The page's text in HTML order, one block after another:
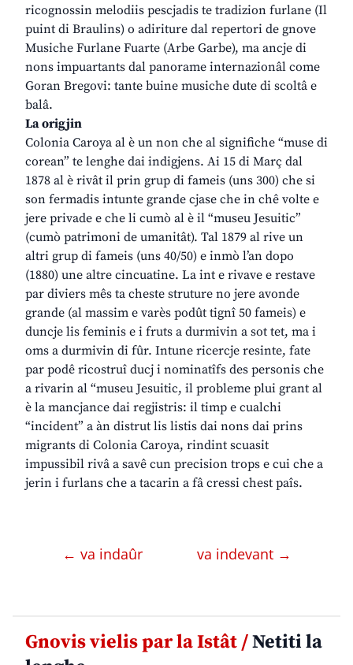
ricognossin melodiis pescjadis te tradizion furlane (Il
puint di Braulins) o adiriture dal repertori de gnove
Musiche Furlane Fuarte (Arbe Garbe), ma ancje di
nons impuartants dal panorame internazionâl come
Goran Bregovi: tante buine musiche dute di scoltâ e
balâ.
La origjin
Colonia Caroya al è un non che al significhe “muse di
corean” te lenghe dai indigjens. Ai 15 di Març dal
1878 al è rivât il prin grup di fameis (uns 300) che si
son fermadis intunte grande cjase che in chê volte e
jere privade e che li cumò al è il “museu Jesuitic”
(cumò patrimoni de umanitât). Tal 1879 al rive un
altri grup di fameis (uns 40/50) e inmò l’an dopo
(1880) une altre cincuatine. La int e rivave e restave
par diviers mês ta cheste struture no jere avonde
grande (al massim e varès podût tignî 50 fameis) e
duncje lis feminis e i fruts a durmivin a sot tet, ma i
oms a durmivin di fûr. Intune ricercje resinte, fate
par podê ricostruî ducj i nominatîfs des personis che
a rivarin al “museu Jesuitic, il probleme plui grant al
è la mancjance dai regjistris: il timp e cualchi
“incident” a àn distrut lis listis dai nons dai prins
migrants di Colonia Caroya, rindint scuasit
impussibil rivâ a savê cun precision trops e cui che a
jerin i furlans che a tacarin a fâ cressi chest paîs.
← va indaûr va indevant →
Gnovis vielis par la Istât /Netiti la